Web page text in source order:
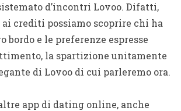
d’incontri Lovoo. Difatti,
crediti possiamo scoprire chi ha
e le preferenze espresse
la spartizione unitamente
di Lovoo di cui parleremo ora.
app di dating online, anche